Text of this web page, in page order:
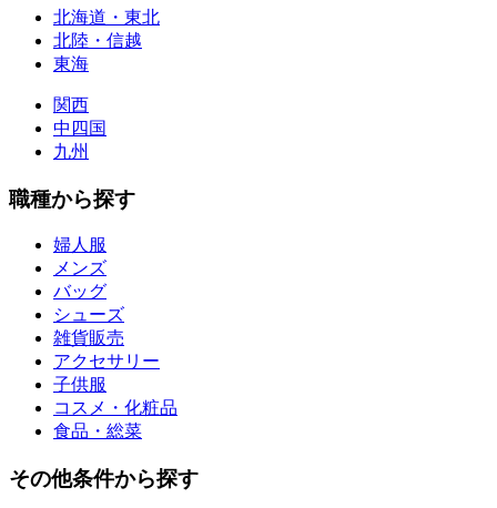
北海道・東北
北陸・信越
東海
関西
中四国
九州
職種から探す
婦人服
メンズ
バッグ
シューズ
雑貨販売
アクセサリー
子供服
コスメ・化粧品
食品・総菜
その他条件から探す